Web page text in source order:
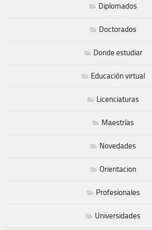
Diplomados
Doctorados
Donde estudiar
Educación virtual
Licenciaturas
Maestrías
Novedades
Orientacion
Profesionales
Universidades